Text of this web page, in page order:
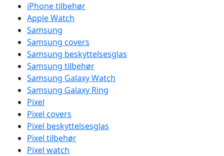
iPhone tilbehør
Apple Watch
Samsung
Samsung covers
Samsung beskyttelsesglas
Samsung tilbehør
Samsung Galaxy Watch
Samsung Galaxy Ring
Pixel
Pixel covers
Pixel beskyttelsesglas
Pixel tilbehør
Pixel watch